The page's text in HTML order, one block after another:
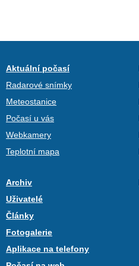
Aktuální počasí
Radarové snímky
Meteostanice
Počasí u vás
Webkamery
Teplotní mapa
Archiv
Uživatelé
Články
Fotogalerie
Aplikace na telefony